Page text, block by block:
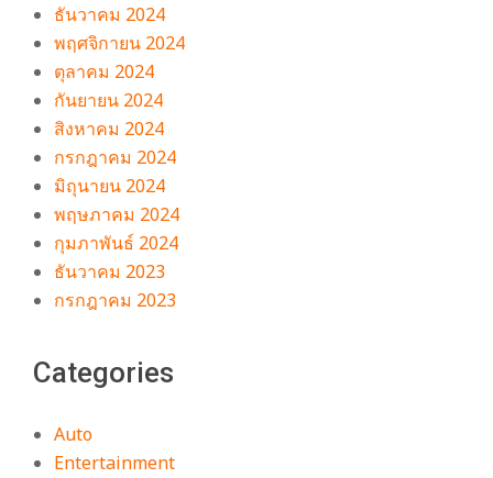
ธันวาคม 2024
พฤศจิกายน 2024
ตุลาคม 2024
กันยายน 2024
สิงหาคม 2024
กรกฎาคม 2024
มิถุนายน 2024
พฤษภาคม 2024
กุมภาพันธ์ 2024
ธันวาคม 2023
กรกฎาคม 2023
Categories
Auto
Entertainment